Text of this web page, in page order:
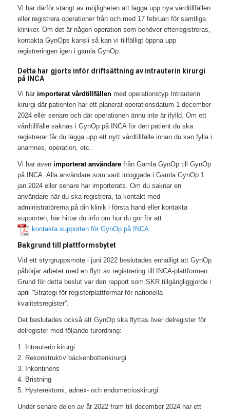
Vi har därför stängt av möjligheten att lägga upp nya vårdtillfällen
eller registrera operationer från och med 17 februari för samtliga
kliniker. Om det är någon operation som behöver efterregistreras,
kontakta GynOps kansli så kan vi tillfälligt öppna upp
registreringen igen i gamla GynOp.
Detta har gjorts inför driftsättning av intrauterin kirurgi
på INCA
Vi har importerat vårdtillfällenmed operationstyp Intrauterin
kirurgi där patienten har ett planerat operationsdatum 1 december
2024 eller senare och där operationen ännu inte är ifylld. Om ett
vårdtillfälle saknas i GynOp på INCA för den patient du ska
registrerar får du lägga upp ett nytt vårdtillfälle innan du kan fylla i
anamnes, operation, etc..
Vi har även importerat användarefrån Gamla GynOp till GynOp
på INCA. Alla användare som varit inloggade i Gamla GynOp 1
jan 2024 eller senare har importerats. Om du saknar en
användare när du ska registrera, ta kontakt med
administratörerna på din klinik i första hand eller kontakta
supporten, här hittar du info om hur du gör för att
kontakta supporten för GynOp på INCA.
Bakgrund till plattformsbytet
Vid ett styrgruppsmöte i juni 2022 beslutades enhälligt att GynOp
påbörjar arbetet med en flytt av registrering till INCA-plattformen.
Grund för detta beslut var den rapport som SKR tillgängliggjorde i
april ”Strategi för registerplattformar för nationella
kvalitetsregister”.
Det beslutades också att GynOp ska flyttas över delregister för
delregister med följande turordning:
1. Intrauterin kirurgi
2. Rekonstruktiv bäckenbottenkirurgi
3. Inkontinens
4. Bristning
5. Hysterektomi, adnex- och endometrioskirurgi
Under senare delen av år 2022 fram till december 2024 har ett